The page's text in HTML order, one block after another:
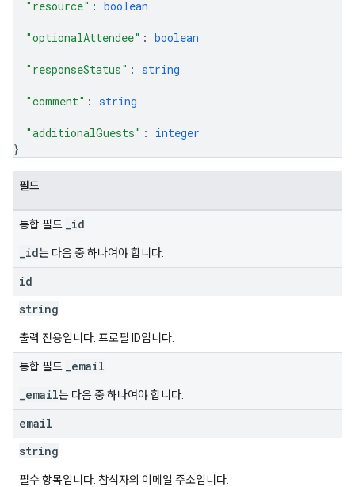
"resource" : boolean
"optionalAttendee" : boolean
"responseStatus" : string
"comment" : string
"additionalGuests" : integer
}
필드
통합 필드 _id
_id는 다음 중 하나여야 합니다.
id
string
출력 전용입니다. 프로필 ID입니다.
통합 필드 _email
_email는 다음 중 하나여야 합니다.
email
string
필수 항목입니다. 참석자의 이메일 주소입니다.